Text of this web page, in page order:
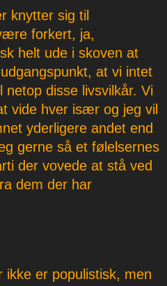
knytter sig til
forkert, ja,
helt ude i skoven at
at vi intet
disse livsvilkår. Vi
vide hver især og jeg vil
yderligere andet end
gerne så et følelsernes
der vovede at stå ved
dem der har
ikke er populistisk, men